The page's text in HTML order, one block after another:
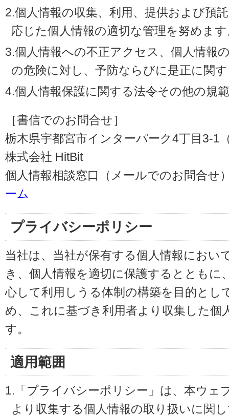
2.個人情報の収集、利用、提供および預
応じた個人情報の適切な管理を努めま
3.個人情報への不正アクセス、個人情報
の危険に対し、予防ならびに是正に関
4.個人情報保護に関する法令その他の規
［書信でのお問合せ］
栃木県宇都宮市インターパーク4丁目3-1
株式会社 HitBit
個人情報相談窓口（メールでのお問合せ
ーム
プライバシーポリシー
当社は、当社が保有する個人情報におい
き、個人情報を適切に保護するとともに
心して利用しうる体制の構築を目的とし
め、これに基づき利用者より収集した個
す。
適用範囲
1.「プライバシーポリシー」は、本ウェ
より収集する個人情報の取り扱いに関